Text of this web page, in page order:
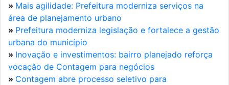
» Mais agilidade: Prefeitura moderniza serviços na
área de planejamento urbano
» Prefeitura moderniza legislação e fortalece a gestão
urbana do município
» Inovação e investimentos: bairro planejado reforça
vocação de Contagem para negócios
» Contagem abre processo seletivo para